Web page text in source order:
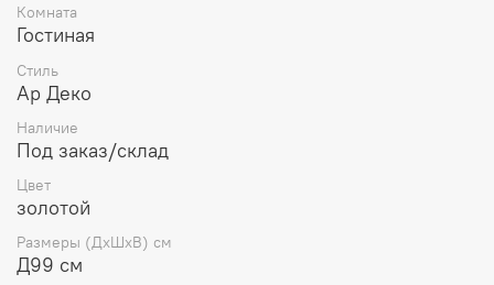
Комната
Гостиная
Стиль
Ар Деко
Наличие
Под заказ/склад
Цвет
золотой
Размеры (ДхШхВ) см
Д99 см